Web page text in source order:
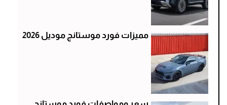
مميزات فورد موستانج موديل 2026